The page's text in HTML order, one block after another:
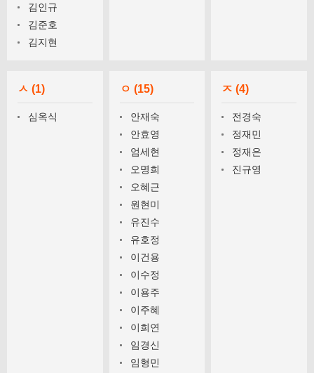
김인규
김준호
김지현
ㅅ (1)
심옥식
ㅇ (15)
안재숙
안효영
엄세현
오명희
오혜근
원현미
유진수
유호정
이건용
이수정
이용주
이주혜
이희연
임경신
임형민
ㅈ (4)
전경숙
정재민
정재은
진규영